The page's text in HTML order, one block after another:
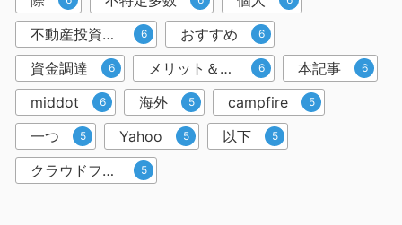
不動産投資クラウドファンディング 6 おすすめ 6
資金調達 6 メリット＆デメリット 6 本記事 6
middot 6 海外 5 campfire 5
一つ 5 Yahoo 5 以下 5
クラウドファンディングサービス 5